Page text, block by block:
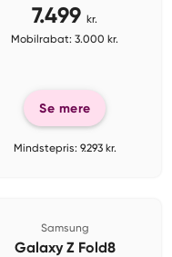
7.499 kr.
Mobilrabat: 3.000 kr.
Se mere
Mindstepris: 9.293 kr.
Samsung
Galaxy Z Fold8